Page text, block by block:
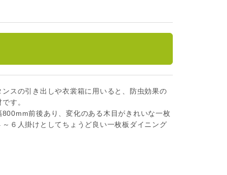
スの引き出しや衣裳箱に用いると、防虫効果の
す。
前後あり、変化のある木目がきれいな一枚
６人掛けとしてちょうど良い一枚板ダイニング